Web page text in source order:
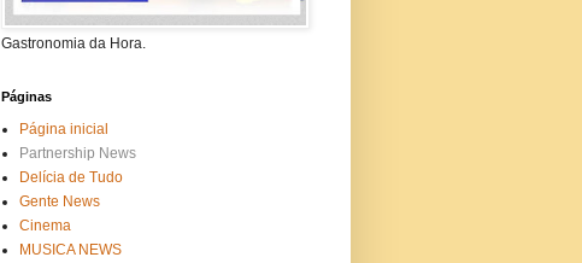
Gastronomia da Hora.
Páginas
Página inicial
Partnership News
Delícia de Tudo
Gente News
Cinema
MUSICA NEWS